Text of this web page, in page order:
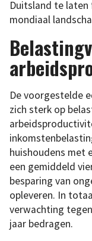
Duitsland te laten
mondiaal
De voorgestelde
zich sterk op
huishoudens met
een gemiddeld
besparing van
opleveren. In
verwachting
jaar bedragen.